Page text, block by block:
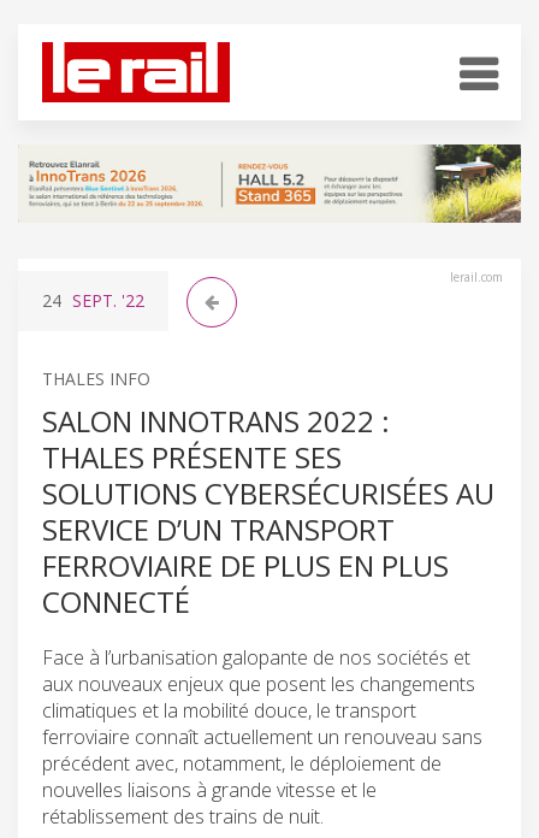
lerail.com
24 SEPT. '22
THALES INFO
SALON INNOTRANS 2022 :
THALES PRÉSENTE SES
SOLUTIONS CYBERSÉCURISÉES AU
SERVICE D’UN TRANSPORT
FERROVIAIRE DE PLUS EN PLUS
CONNECTÉ
Face à l’urbanisation galopante de nos sociétés et
aux nouveaux enjeux que posent les changements
climatiques et la mobilité douce, le transport
ferroviaire connaît actuellement un renouveau sans
précédent avec, notamment, le déploiement de
nouvelles liaisons à grande vitesse et le
rétablissement des trains de nuit.